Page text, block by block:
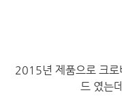
2015년 제품으로 크로
드 였는